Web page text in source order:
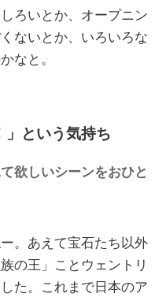
ろいとか、オープニン
ないとか、いろいろな
なと。
」という気持ち
欲しいシーンをおひと
。あえて宝石たち以外
の王」ことウェントリ
た。これまで日本のア